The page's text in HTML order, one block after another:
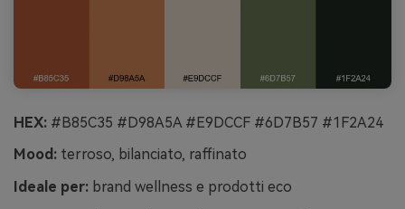
HEX: #B85C35 #D98A5A #E9DCCF #6D7B57 #1F2A24
Mood: terroso, bilanciato, raffinato
Ideale per: brand wellness e prodotti eco